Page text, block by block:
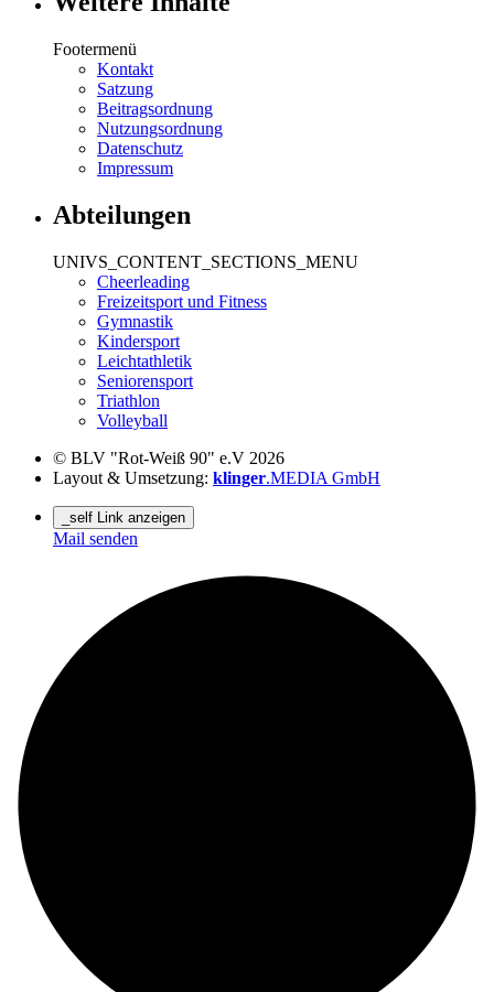
Footermenü
Kontakt
Satzung
Beitragsordnung
Nutzungsordnung
Datenschutz
Impressum
Abteilungen
UNIVS_CONTENT_SECTIONS_MENU
Cheerleading
Freizeitsport und Fitness
Gymnastik
Kindersport
Leichtathletik
Seniorensport
Triathlon
Volleyball
© BLV "Rot-Weiß 90" e.V 2026
Layout & Umsetzung: klinger.MEDIA GmbH
_self Link anzeigen
Mail senden